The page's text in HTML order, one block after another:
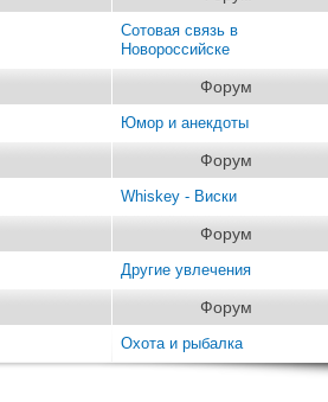
Сотовая связь в
Новороссийске
Форум
Юмор и анекдоты
Форум
Whiskey - Виски
Форум
Другие увлечения
Форум
Охота и рыбалка